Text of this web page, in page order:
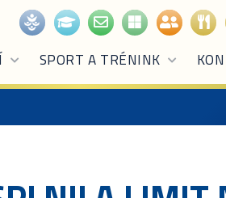
SPORT A TRÉNINK